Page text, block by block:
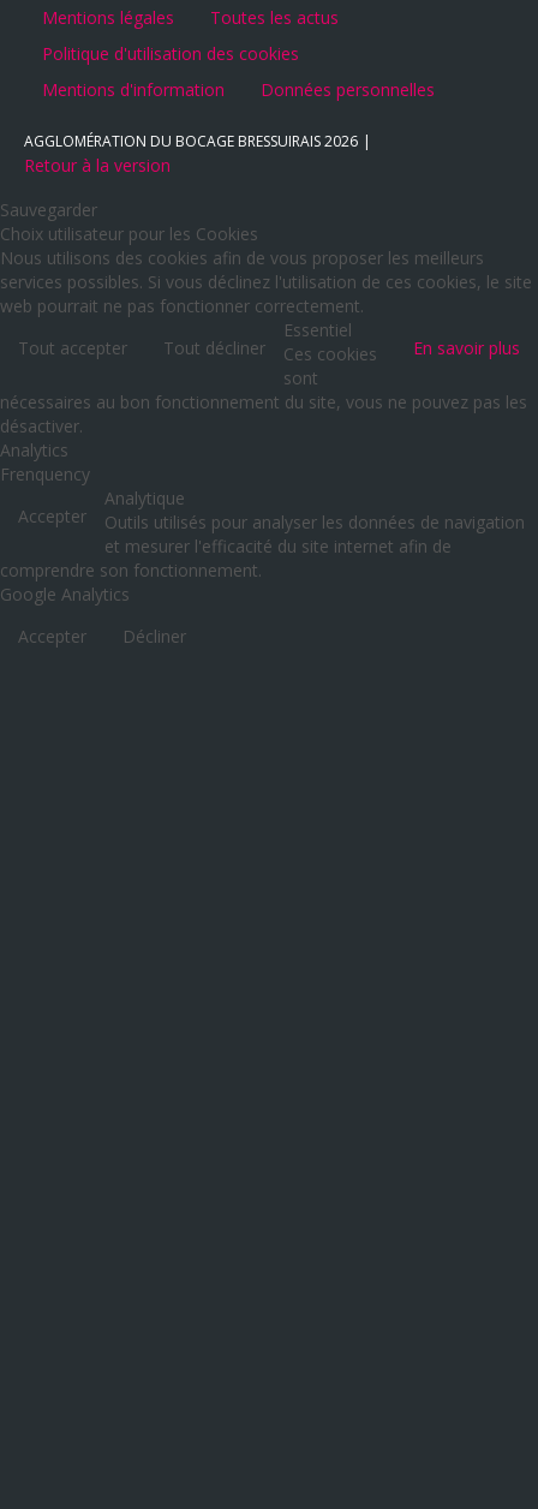
Mentions légales
Toutes les actus
Politique d'utilisation des cookies
Mentions d'information
Données personnelles
AGGLOMÉRATION DU BOCAGE BRESSUIRAIS2026
Retour à la version
Sauvegarder
Choix utilisateur pour les Cookies
Nous utilisons des cookies afin de vous proposer les meilleurs
services possibles. Si vous déclinez l'utilisation de ces cookies, le site
web pourrait ne pas fonctionner correctement.
Tout accepter
Tout décliner En savoir plus
Essentiel
Ces cookies
sont
nécessaires au bon fonctionnement du site, vous ne pouvez pas les
désactiver.
Analytics
Frenquency
Accepter
Analytique
Outils utilisés pour analyser les données de navigation
et mesurer l'efficacité du site internet afin de
comprendre son fonctionnement.
Google Analytics
Accepter
Décliner